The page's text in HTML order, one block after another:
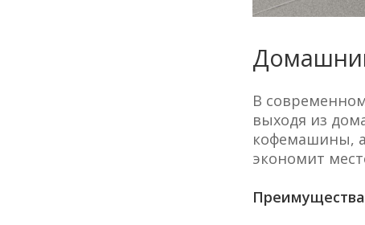
В
выходя из
кофемашины,
экономит